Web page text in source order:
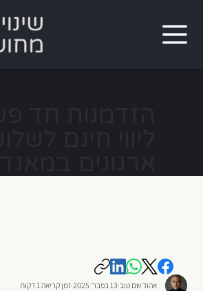
אהוד שם טוב 13 בפבר׳ 2025 זמן קריאה 1 דקות